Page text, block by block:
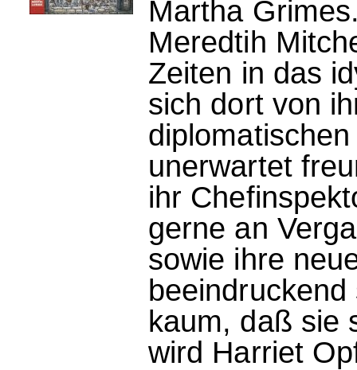
Martha
Meredtih
Zeiten in das
sich dort von
unerwartet
ihr
gerne an
sowie ihre
kaum, daß sie
wird Harriet